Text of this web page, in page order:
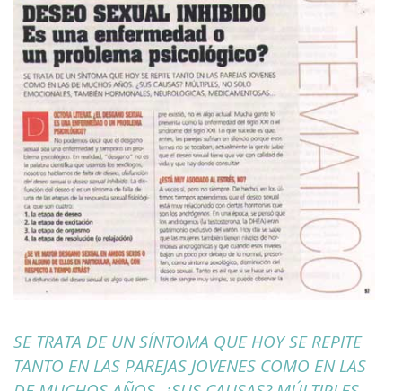
SE TRATA DE UN SÍNTOMA QUE HOY SE REPITE
TANTO EN LAS PAREJAS JOVENES COMO EN LAS